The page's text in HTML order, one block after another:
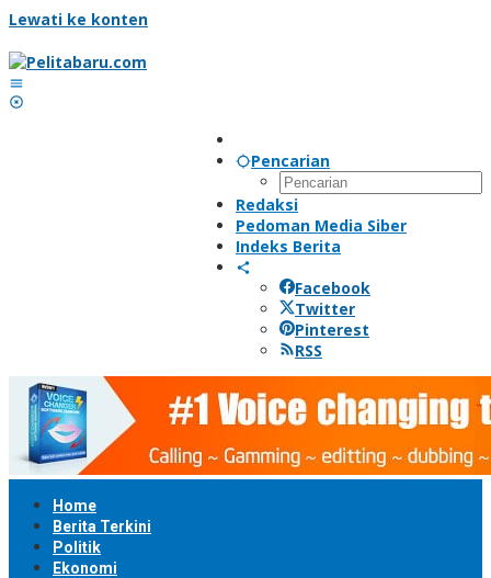
Lewati ke konten
Pencarian
Redaksi
Pedoman Media Siber
Indeks Berita
Facebook
Twitter
Pinterest
RSS
Home
Berita Terkini
Politik
Ekonomi